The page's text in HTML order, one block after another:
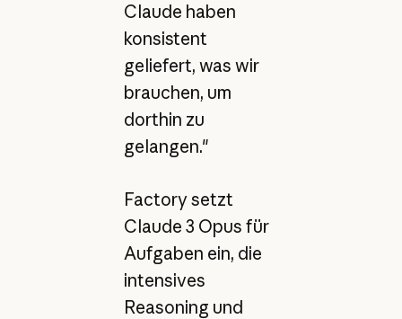
Claude haben
konsistent
geliefert, was wir
brauchen, um
dorthin zu
gelangen."
Factory setzt
Claude 3 Opus für
Aufgaben ein, die
intensives
Reasoning und